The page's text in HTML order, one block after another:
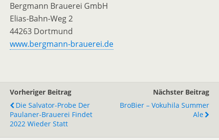
Bergmann Brauerei GmbH
Elias-Bahn-Weg 2
44263 Dortmund
www.bergmann-brauerei.de
Vorheriger Beitrag
Die Salvator-Probe Der
Paulaner-Brauerei Findet
2022 Wieder Statt
Nächster Beitrag
BroBier – Vokuhila Summer
Ale